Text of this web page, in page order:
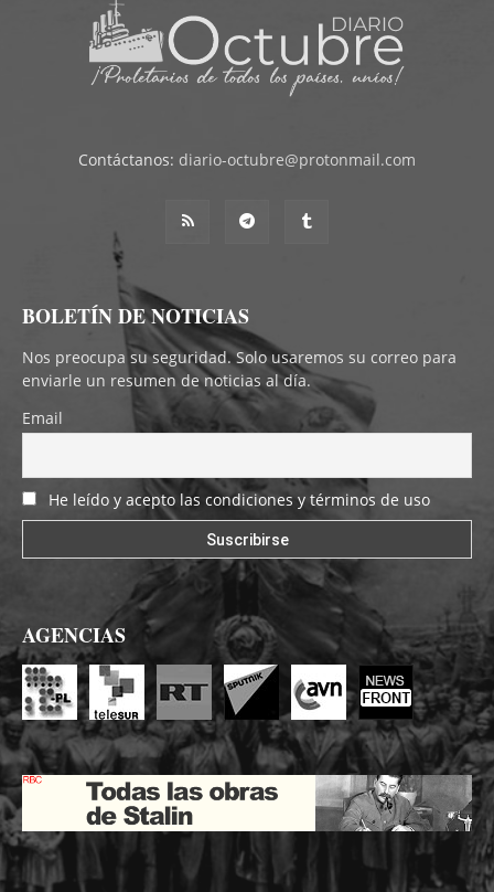
Contáctanos: diario-octubre@protonmail.com
BOLETÍN DE NOTICIAS
Nos preocupa su seguridad. Solo usaremos su correo para
enviarle un resumen de noticias al día.
Email
He leído y acepto las condiciones y términos de uso
AGENCIAS